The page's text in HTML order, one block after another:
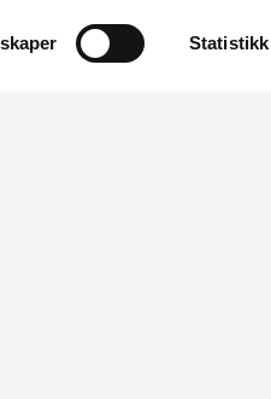
Statistikk
Finnmark. Etter en systematisk